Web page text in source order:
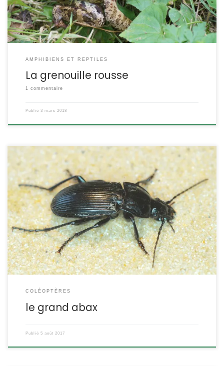
veut dire […]
AMPHIBIENS ET REPTILES
La grenouille rousse
1 commentaire
Publié 3 mars 2018
C’est l’un des carabidés dominants dans les milieux forestiers et
bocagers. Carnivore strict, il chasse principalement la nuit des
mollusques et des arthropodes divers. Abax parallelepipedus
Piller & Mitterpacher,1783 POSITION SYSTÉMATIQUE : Insecte
Coléoptère Famille des Carabidae, sous-famille des
Pterostichinae ETYMOLOGIE : Abax signifie « tablette », allusion à la
forme aplatie du corps parallelepipedus fait […]
COLÉOPTÈRES
le grand abax
Publié 5 août 2017